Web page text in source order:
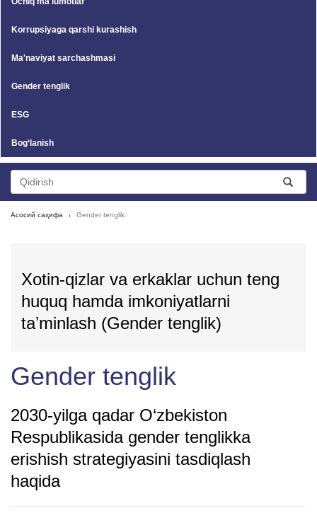
Korrupsiyaga qarshi kurashish
Ma'naviyat sarchashmasi
Gender tenglik
ESG
Bog‘lanish
Асосий саҳифа Gender tenglik
Xotin-qizlar va erkaklar uchun teng
huquq hamda imkoniyatlarni
taʼminlash (Gender tenglik)
Gender tenglik
2030-yilga qadar O‘zbekiston
Respublikasida gender tenglikka
erishish strategiyasini tasdiqlash
haqida